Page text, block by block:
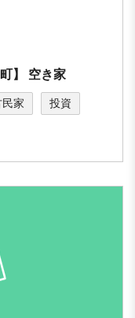
】 空き家
民家 投資